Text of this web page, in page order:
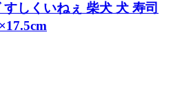
しくいねぇ 柴犬 犬 寿司